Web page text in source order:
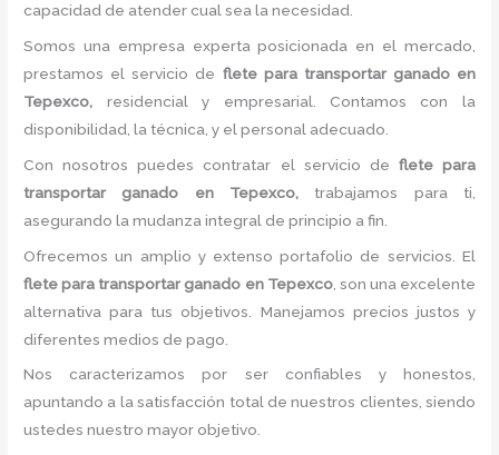
capacidad de atender cual sea la necesidad.
Somos una empresa experta posicionada en el mercado,
prestamos el servicio de flete para transportar ganadoen
Tepexco, residencial y empresarial. Contamos con la
disponibilidad, la técnica, y el personal adecuado.
Con nosotros puedes contratar el servicio de flete para
transportar ganado en Tepexco, trabajamos para ti,
asegurando la mudanza integral de principio a fin.
Ofrecemos un amplio y extenso portafolio de servicios. El
flete para transportar ganado en Tepexco, son una excelente
alternativa para tus objetivos. Manejamos precios justos y
diferentes medios de pago.
Nos caracterizamos por ser confiables y honestos,
apuntando a la satisfacción total de nuestros clientes, siendo
ustedes nuestro mayor objetivo.